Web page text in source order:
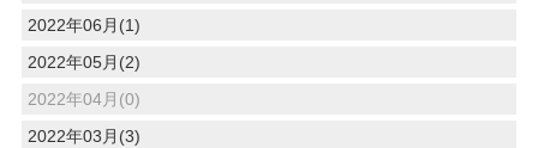
2022年06月(1)
2022年05月(2)
2022年04月(0)
2022年03月(3)